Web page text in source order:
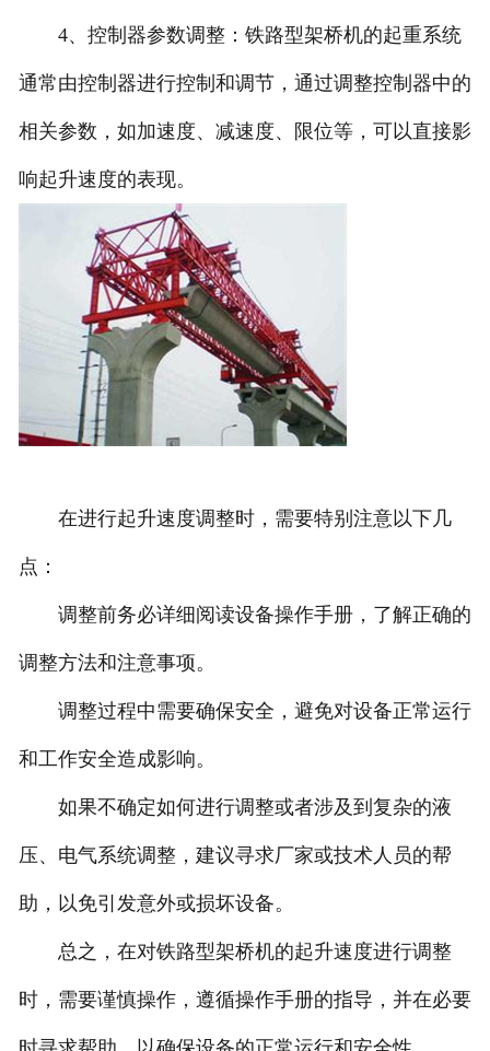
4、控制器参数调整：铁路型架桥机的起重系统
通常由控制器进行控制和调节，通过调整控制器中的
相关参数，如加速度、减速度、限位等，可以直接影
响起升速度的表现。
在进行起升速度调整时，需要特别注意以下几
点：
调整前务必详细阅读设备操作手册，了解正确的
调整方法和注意事项。
调整过程中需要确保安全，避免对设备正常运行
和工作安全造成影响。
如果不确定如何进行调整或者涉及到复杂的液
压、电气系统调整，建议寻求厂家或技术人员的帮
助，以免引发意外或损坏设备。
总之，在对铁路型架桥机的起升速度进行调整
时，需要谨慎操作，遵循操作手册的指导，并在必要